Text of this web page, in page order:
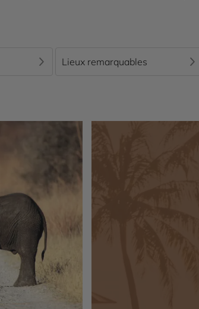
à mi-parcours entre l’Afrique
du Zimbabwe. Auparavant dédié à
reste un paradis sanctuarisé pour de
petits animaux, comme des
antilopes et lézards montreront le
qui peut atteindre 1,80 m de long et
animaliers, c’est un véritable
minute. Le Zambèze offre aussi des
d’une telle descente. En survolant
le plus beau spectacle que l’on puisse
Lieux remarquables